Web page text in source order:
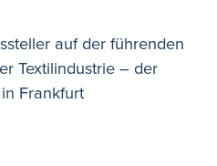
auf der führenden
Textilindustrie – der
Frankfurt